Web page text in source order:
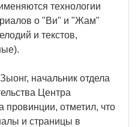
технологии
о "Ви" и "Жам"
и текстов,
начальник отдела
Центра
провинции, отметил, что
и страницы в